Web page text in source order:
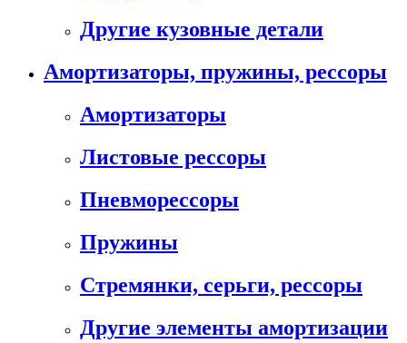
Другие кузовные детали
Амортизаторы, пружины, рессоры
Амортизаторы
Листовые рессоры
Пневморессоры
Пружины
Стремянки, серьги, рессоры
Другие элементы амортизации